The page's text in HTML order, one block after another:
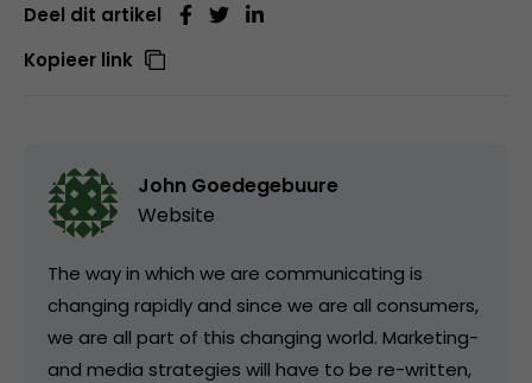
Deel dit artikel
Kopieer link
John Goedegebuure
Website
The way in which we are communicating is
changing rapidly and since we are all consumers,
we are all part of this changing world. Marketing-
and media strategies will have to be re-written,